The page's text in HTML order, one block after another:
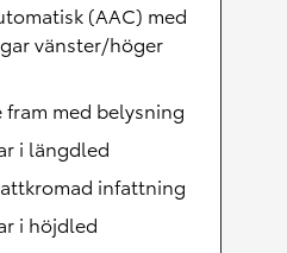
(AAC) med
vänster/höger
fram med belysning
i längdled
infattning
i höjdled